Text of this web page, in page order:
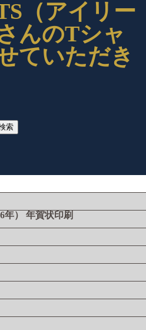
（アイリー
んのTシャ
ていただき
索
） 年賀状印刷